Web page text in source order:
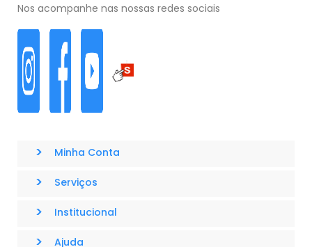
Nos acompanhe nas nossas redes sociais
> Minha Conta
> Serviços
> Institucional
> Ajuda